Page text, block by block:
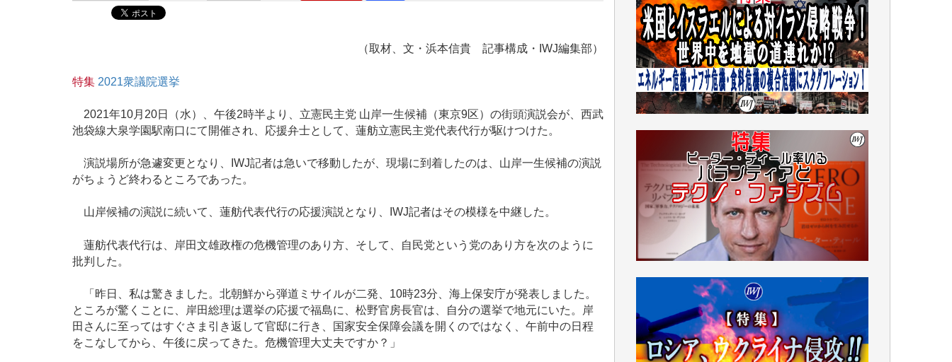
（取材、文・浜本信貴 記事構成・IWJ編集部）
特集 2021衆議院選挙
2021年10月20日（水）、午後2時半より、立憲民主党 山岸一生候補（東京9区）の街頭演説会が、西武
池袋線大泉学園駅南口にて開催され、応援弁士として、蓮舫立憲民主党代表代行が駆けつけた。
演説場所が急遽変更となり、IWJ記者は急いで移動したが、現場に到着したのは、山岸一生候補の演説
がちょうど終わるところであった。
山岸候補の演説に続いて、蓮舫代表代行の応援演説となり、IWJ記者はその模様を中継した。
蓮舫代表代行は、岸田文雄政権の危機管理のあり方、そして、自民党という党のあり方を次のように
批判した。
「昨日、私は驚きました。北朝鮮から弾道ミサイルが二発、10時23分、海上保安庁が発表しました。
ところが驚くことに、岸田総理は選挙の応援で福島に、松野官房長官は、自分の選挙で地元にいた。岸
田さんに至ってはすぐさま引き返して官邸に行き、国家安全保障会議を開くのではなく、午前中の日程
をこなしてから、午後に戻ってきた。危機管理大丈夫ですか？」